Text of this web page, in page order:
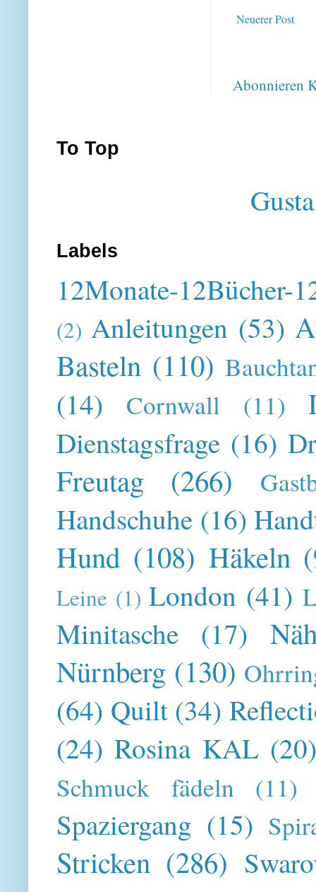
Neuerer Post
Abonnieren
To Top
Labels
12Monate-12Bücher-
(2) Anleitungen (53)
Basteln (110)
(14) Cornwall (11)
Dienstagsfrage (16)
Freutag (266)
Handschuhe (16)
Hund (108) Häkeln
Leine (1) London (41)
Minitasche (17)
Nürnberg (130)
(64) Quilt (34)
(24) Rosina KAL
Schmuck fädeln (11)
Spaziergang (15)
Stricken (286)